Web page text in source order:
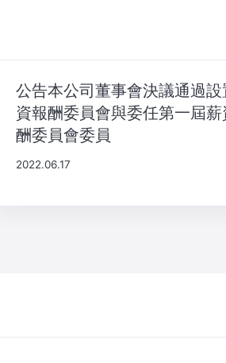
公告本公司董事會決議通過設
資報酬委員會與委任第一屆薪
酬委員會委員
2022.06.17